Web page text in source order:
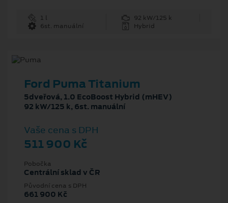
1 l
92 kW/125 k
6st. manuální
Hybrid
Ford Puma Titanium
5dveřová, 1.0 EcoBoost Hybrid (mHEV)
92 kW/125 k, 6st. manuální
Vaše cena s DPH
511 900 Kč
Pobočka
Centrální sklad v ČR
Původní cena s DPH
661 900 Kč